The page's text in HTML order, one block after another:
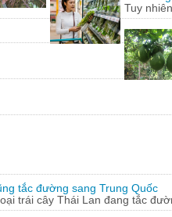
Tuy
tắc đường sang Trung Quốc
trái cây Thái Lan đang tắc